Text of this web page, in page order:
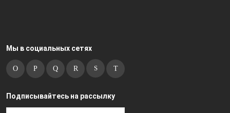
Мы в социальных сетях
Подписывайтесь на рассылку